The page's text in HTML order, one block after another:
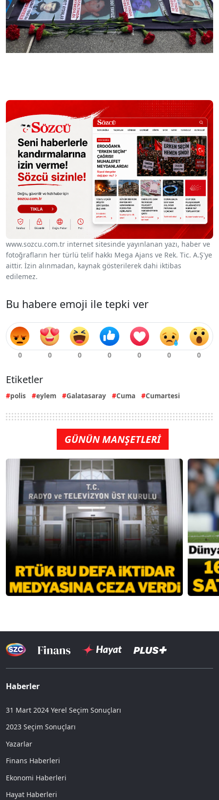
www.sozcu.com.tr internet sitesinde yayınlanan yazı, haber ve
fotoğrafların her türlü telif hakkı Mega Ajans ve Rek. Tic. A.Ş'ye
aittir. İzin alınmadan, kaynak gösterilerek dahi iktibas
edilemez.
Bu habere emoji ile tepki ver
Etiketler
polis eylem Galatasaray Cuma Cumartesi
GÜNÜN MANŞETLERİ
Haberler
31 Mart 2024 Yerel Seçim Sonuçları
2023 Seçim Sonuçları
Yazarlar
Finans Haberleri
Ekonomi Haberleri
Hayat Haberleri